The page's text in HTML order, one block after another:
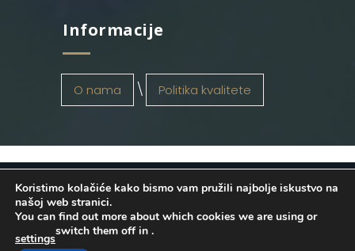
Informacije
O nama Politika kvalitete
OSATINA GRUPA d.o.o. 2026
. Configured
byINFOS Osijek. Sva prava pridržana.
Koristimo kolačiće kako bismo vam pružili najbolje iskustvo na
našoj web stranici.
You can find out more about which cookies we are using or
switch them off in
settings
.